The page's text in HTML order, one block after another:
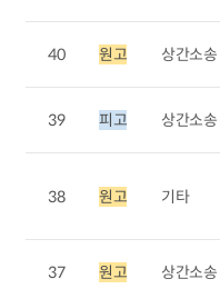
40 원고 상간소송
39 피고 상간소송
38 원고 기타
37 원고 상간소송